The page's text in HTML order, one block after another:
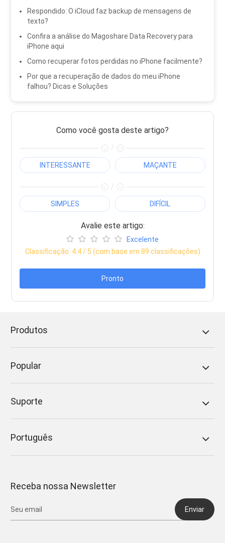
Respondido: O iCloud faz backup de mensagens de
texto?
Confira a análise do Magoshare Data Recovery para
iPhone aqui
Como recuperar fotos perdidas no iPhone facilmente?
Por que a recuperação de dados do meu iPhone
falhou? Dicas e Soluções
Como você gosta deste artigo?
/
INTERESSANTE MAÇANTE
/
SIMPLES DIFÍCIL
Avalie este artigo:
Excelente
Classificação: 4.4/ 5 (com base em 89 classificações)
Pronto
Produtos
Popular
Suporte
Português
Receba nossa Newsletter
Enviar